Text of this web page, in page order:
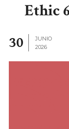
Ethic
30
JUNIO
2026